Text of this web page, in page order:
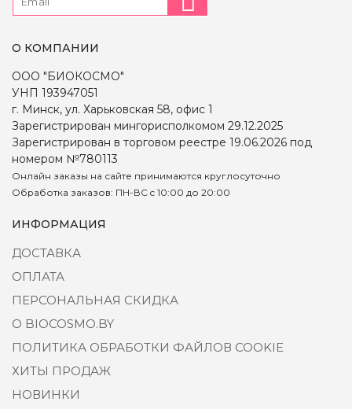
О КОМПАНИИ
ООО "БИОКОСМО"
УНП 193947051
г. Минск, ул. Харьковская 58, офис 1
Зарегистрирован мингорисполкомом 29.12.2025
Зарегистрирован в торговом реестре 19.06.2026 под
номером №780113
Онлайн заказы на сайте принимаются круглосуточно
Обработка заказов: ПН-ВС c 10:00 до 20:00
ИНФОРМАЦИЯ
ДОСТАВКА
ОПЛАТА
ПЕРСОНАЛЬНАЯ СКИДКА
О BIOCOSMO.BY
ПОЛИТИКА ОБРАБОТКИ ФАЙЛОВ COOKIE
ХИТЫ ПРОДАЖ
НОВИНКИ